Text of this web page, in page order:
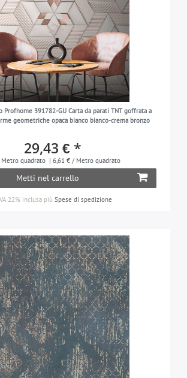
Profhome 391782-GU Carta da parati TNT goffrata a
geometriche opaca bianco bianco-crema bronzo
29,43 € *
Metro quadrato | 6,61 € / Metro quadrato
Metti nel carrello
22% inclusapiù Spese di spedizione